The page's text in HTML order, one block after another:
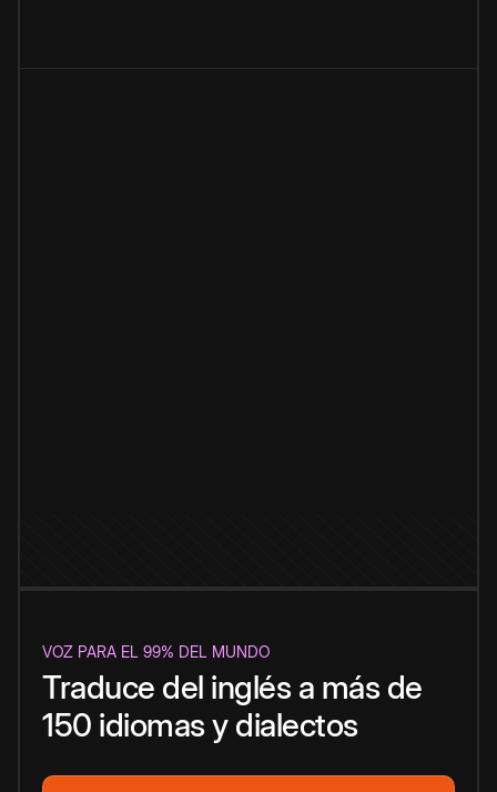
VOZ PARA EL 99% DEL MUNDO
Traduce del inglés a más de
150 idiomas y dialectos